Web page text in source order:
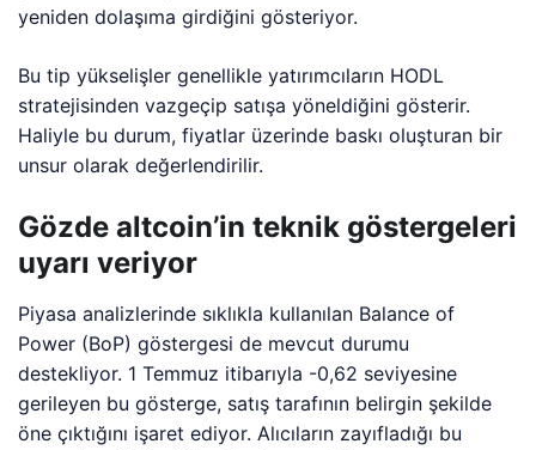
yeniden dolaşıma girdiğini gösteriyor.
Bu tip yükselişler genellikle yatırımcıların HODL
stratejisinden vazgeçip satışa yöneldiğini gösterir.
Haliyle bu durum, fiyatlar üzerinde baskı oluşturan bir
unsur olarak değerlendirilir.
Gözde altcoin’in teknik göstergeleri
uyarı veriyor
Piyasa analizlerinde sıklıkla kullanılan Balance of
Power (BoP) göstergesi de mevcut durumu
destekliyor. 1 Temmuz itibarıyla -0,62 seviyesine
gerileyen bu gösterge, satış tarafının belirgin şekilde
öne çıktığını işaret ediyor. Alıcıların zayıfladığı bu